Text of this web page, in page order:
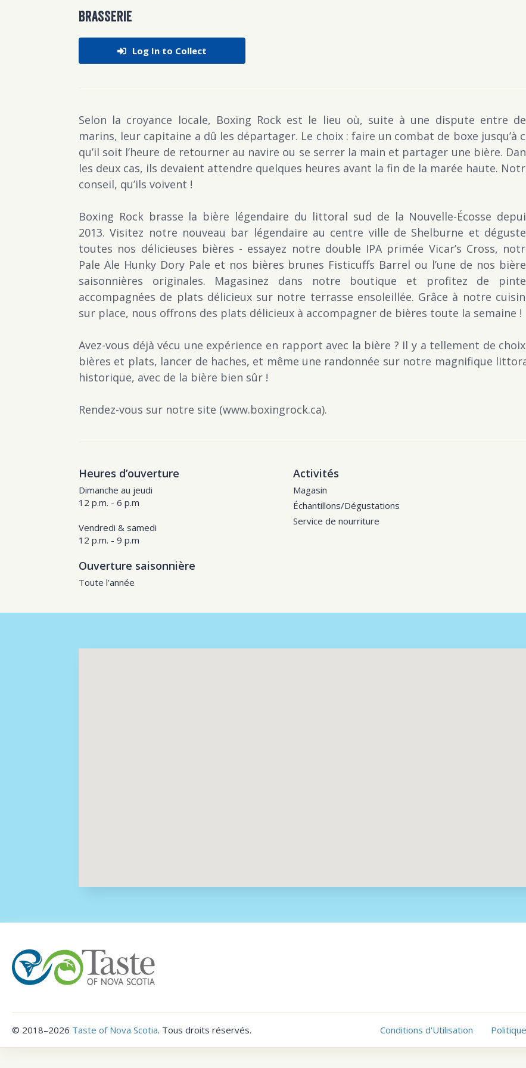
BRASSERIE
Log In to Collect
Selon la croyance locale, Boxing Rock est le lieu où, suite à une dispute entre
marins, leur capitaine a dû les départager. Le choix : faire un combat de boxe jusqu’à
qu’il soit l’heure de retourner au navire ou se serrer la main et partager une bière.
les deux cas, ils devaient attendre quelques heures avant la fin de la marée haute.
conseil, qu’ils voivent !
Boxing Rock brasse la bière légendaire du littoral sud de la Nouvelle-Écosse
2013. Visitez notre nouveau bar légendaire au centre ville de Shelburne et
toutes nos délicieuses bières - essayez notre double IPA primée Vicar’s Cross,
Pale Ale Hunky Dory Pale et nos bières brunes Fisticuffs Barrel ou l’une de nos
saisonnières originales. Magasinez dans notre boutique et profitez de
accompagnées de plats délicieux sur notre terrasse ensoleillée. Grâce à notre
sur place, nous offrons des plats délicieux à accompagner de bières toute la semaine !
Avez-vous déjà vécu une expérience en rapport avec la bière ? Il y a tellement de
bières et plats, lancer de haches, et même une randonnée sur notre magnifique
historique, avec de la bière bien sûr !
Rendez-vous sur notre site (www.boxingrock.ca).
Heures d’ouverture
Dimanche au jeudi
12 p.m. - 6 p.m
Vendredi & samedi
12 p.m. - 9 p.m
Activités
Magasin
Échantillons/Dégustations
Service de nourriture
Ouverture saisonnière
Toute l’année
Conditions d'Utilisation
© 2018–2026 Taste of Nova Scotia. Tous droits réservés.